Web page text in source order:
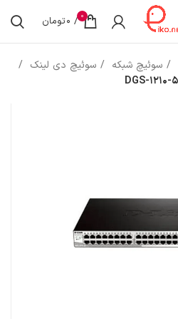
0
/
0تومان
سوئیچ شبکه
سوئیچ دی لینک